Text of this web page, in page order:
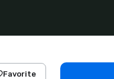
Favorite